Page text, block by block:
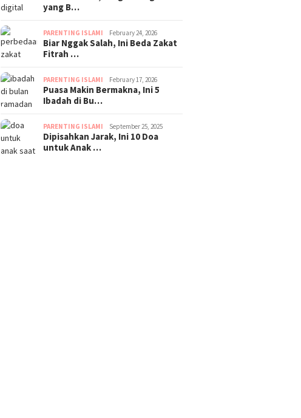
yang B…
PARENTING ISLAMI February 24, 2026
Biar Nggak Salah, Ini Beda Zakat
Fitrah …
PARENTING ISLAMI February 17, 2026
Puasa Makin Bermakna, Ini 5
Ibadah di Bu…
PARENTING ISLAMI September 25, 2025
Dipisahkan Jarak, Ini 10 Doa
untuk Anak …